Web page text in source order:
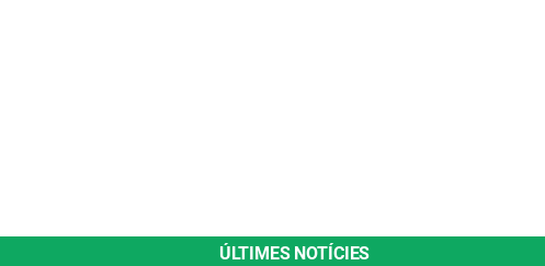
ÚLTIMES NOTÍCIES